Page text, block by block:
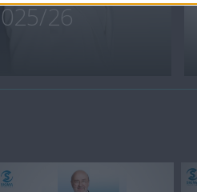
26